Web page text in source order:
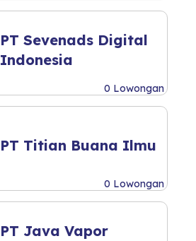
PT Sevenads Digital
Indonesia
0 Lowongan
PT Titian Buana Ilmu
0 Lowongan
PT Java Vapor